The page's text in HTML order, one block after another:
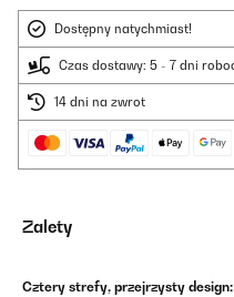
Dostępny natychmiast!
Czas dostawy: 5 - 7 dni
14 dni na zwrot
Zalety
Cztery strefy, przejrzysty design: